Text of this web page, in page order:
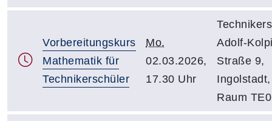
Vorbereitungskurs
Mathematik für
Technikerschüler
Mo.
02.03.2026,
17.30 Uhr
Adolf-
Straße 9,
Ingolstadt,
Raum